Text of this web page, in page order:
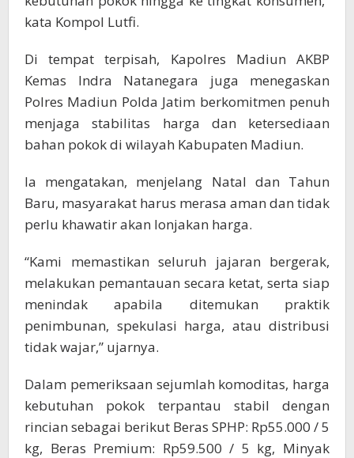
kata Kompol Lutfi.
Di tempat terpisah, Kapolres Madiun AKBP
Kemas Indra Natanegara juga menegaskan
Polres Madiun Polda Jatim berkomitmen penuh
menjaga stabilitas harga dan ketersediaan
bahan pokok di wilayah Kabupaten Madiun.
Ia mengatakan, menjelang Natal dan Tahun
Baru, masyarakat harus merasa aman dan tidak
perlu khawatir akan lonjakan harga.
“Kami memastikan seluruh jajaran bergerak,
melakukan pemantauan secara ketat, serta siap
menindak apabila ditemukan praktik
penimbunan, spekulasi harga, atau distribusi
tidak wajar,” ujarnya.
Dalam pemeriksaan sejumlah komoditas, harga
kebutuhan pokok terpantau stabil dengan
rincian sebagai berikut Beras SPHP: Rp55.000 / 5
kg, Beras Premium: Rp59.500 / 5 kg, Minyak